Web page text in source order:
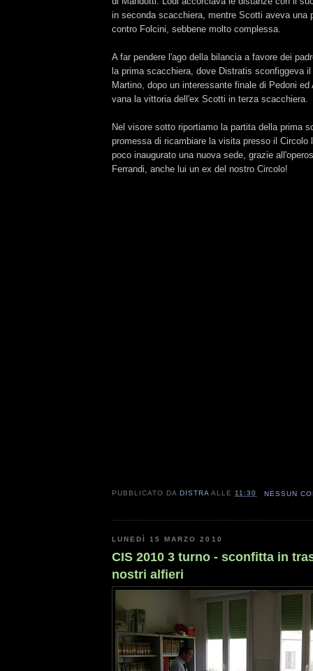
in seconda scacchiera, mentre Scotti aveva una
contro Folcini, sebbene molto complessa.
A far pendere l'ago della bilancia a favore dei
la prima scacchiera, dove Distratis sconfiggeva
Martino, dopo un interessante finale di Pedoni
vana la vittoria dell'ex Scotti in terza scacchiera.
Nel visore sotto riportiamo la partita della prima
promessa di ricambiare la visita presso il Circolo
poco inaugurato una nuova sede, grazie
Ferrandi, anche lui un ex del nostro Circolo!
PUBBLICATO DA DISTRA ALLE11:30 NESSUN
LUNEDÌ 15 MARZO 2010
CIS 2010 3 turno - sconfitta in
nostri alfieri